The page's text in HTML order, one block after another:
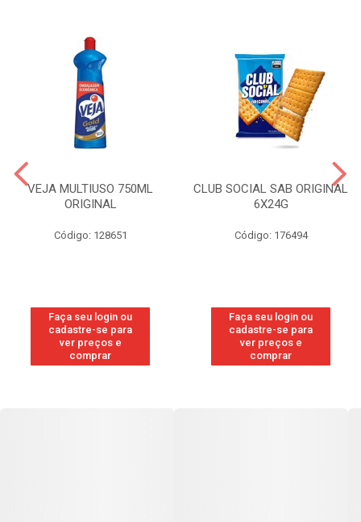
VEJA MULTIUSO 750ML
ORIGINAL
Código: 128651
Faça seu login ou
cadastre-se para
ver preços e
comprar
CLUB SOCIAL SAB ORIGINAL
6X24G
Código: 176494
Faça seu login ou
cadastre-se para
ver preços e
comprar